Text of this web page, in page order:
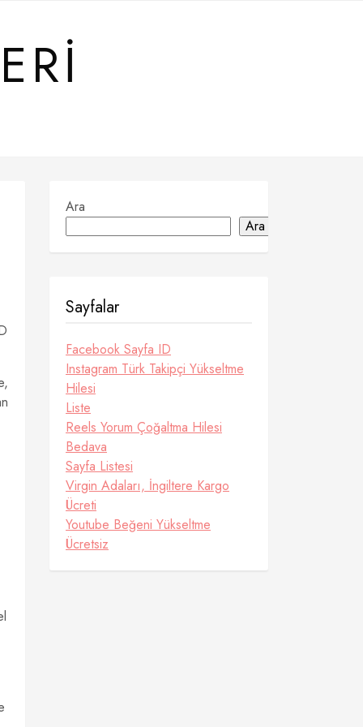
Ara
Ara
Sayfalar
Facebook Sayfa ID
Instagram Türk Takipçi Yükseltme
Hilesi
Liste
Reels Yorum Çoğaltma Hilesi
Bedava
Sayfa Listesi
Virgin Adaları, İngiltere Kargo
Ücreti
Youtube Beğeni Yükseltme
Ücretsiz